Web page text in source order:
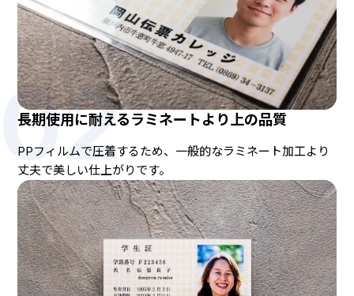
長期使用に耐えるラミネートより上の品質
PPフィルムで圧着するため、一般的なラミネート加工より
丈夫で美しい仕上がりです。